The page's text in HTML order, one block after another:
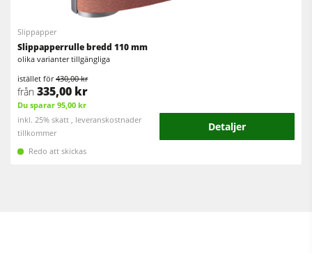
Slippapper
Slippapperrulle bredd 110 mm
olika varianter tillgängliga
istället för430,00 kr
från 335,00 kr
Du sparar 95,00 kr
inkl. 25% skatt , leveranskostnader
tillkommer
Detaljer
Redo att skickas